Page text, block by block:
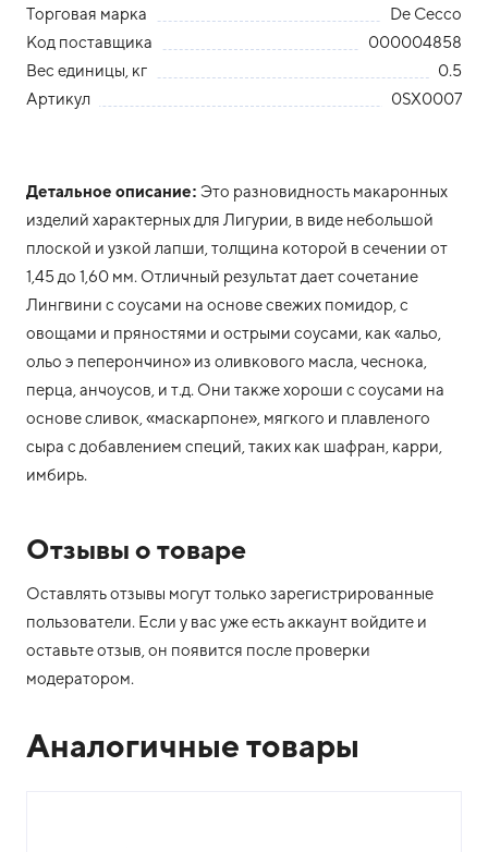
Торговая марка
De Cecco
Код поставщика
000004858
Вес единицы, кг
0.5
Артикул
0SX0007
Детальное описание: Это разновидность макаронных
изделий характерных для Лигурии, в виде небольшой
плоской и узкой лапши, толщина которой в сечении от
1,45 до 1,60 мм. Отличный результат дает сочетание
Лингвини с соусами на основе свежих помидор, с
овощами и пряностями и острыми соусами, как «альо,
ольо э пеперончино» из оливкового масла, чеснока,
перца, анчоусов, и т.д. Они также хороши с соусами на
основе сливок, «маскарпоне», мягкого и плавленого
сыра с добавлением специй, таких как шафран, карри,
имбирь.
Отзывы о товаре
Оставлять отзывы могут только зарегистрированные
пользователи. Если у вас уже есть аккаунт войдите и
оставьте отзыв, он появится после проверки
модератором.
Аналогичные товары